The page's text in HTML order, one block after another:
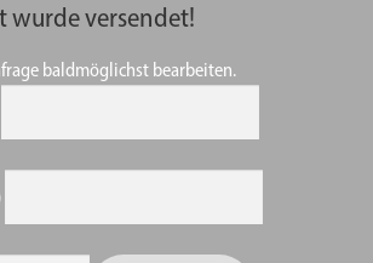
wurde versendet!
baldmöglichst bearbeiten.